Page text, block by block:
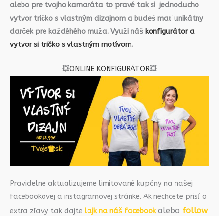
alebo pre tvojho kamaráta to pravé tak si jednoducho
vytvor tričko s vlastným dizajnom a budeš mať unikátny
darček pre každéhého muža. Využi náš konfigurátor a
vytvor si tričko s vlastným motívom.
💥ONLINE KONFIGURÁTOR💥
Pravidelne aktualizujeme limitované kupóny na našej
facebookovej a instagramovej stránke. Ak nechcete prísť o
extra zľavy tak dajte lajk na náš facebookalebo follow